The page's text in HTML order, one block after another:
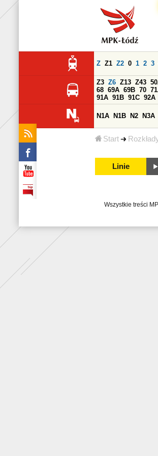
Start
Z Z1 Z2 0 1 2 3
Z3 Z6 Z13 Z43
68 69A 69B 70
91A 91B 91C 92A
N1A N1B N2 N3A
Linie
Wszystkie treści